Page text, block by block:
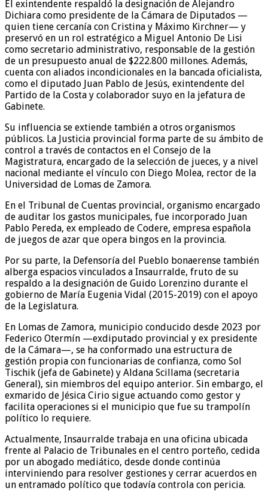
El exintendente respaldó la designación de Alejandro
Dichiara como presidente de la Cámara de Diputados —
quien tiene cercanía con Cristina y Máximo Kirchner— y
preservó en un rol estratégico a Miguel Antonio De Lisi
como secretario administrativo, responsable de la gestión
de un presupuesto anual de $222.800 millones. Además,
cuenta con aliados incondicionales en la bancada oficialista,
como el diputado Juan Pablo de Jesús, exintendente del
Partido de la Costa y colaborador suyo en la jefatura de
Gabinete.
Su influencia se extiende también a otros organismos
públicos. La Justicia provincial forma parte de su ámbito de
control a través de contactos en el Consejo de la
Magistratura, encargado de la selección de jueces, y a nivel
nacional mediante el vínculo con Diego Molea, rector de la
Universidad de Lomas de Zamora.
En el Tribunal de Cuentas provincial, organismo encargado
de auditar los gastos municipales, fue incorporado Juan
Pablo Pereda, ex empleado de Codere, empresa española
de juegos de azar que opera bingos en la provincia.
Por su parte, la Defensoría del Pueblo bonaerense también
alberga espacios vinculados a Insaurralde, fruto de su
respaldo a la designación de Guido Lorenzino durante el
gobierno de María Eugenia Vidal (2015-2019) con el apoyo
de la Legislatura.
En Lomas de Zamora, municipio conducido desde 2023 por
Federico Otermín —exdiputado provincial y ex presidente
de la Cámara—, se ha conformado una estructura de
gestión propia con funcionarias de confianza, como Sol
Tischik (jefa de Gabinete) y Aldana Scillama (secretaria
General), sin miembros del equipo anterior. Sin embargo, el
exmarido de Jésica Cirio sigue actuando como gestor y
facilita operaciones si el municipio que fue su trampolín
político lo requiere.
Actualmente, Insaurralde trabaja en una oficina ubicada
frente al Palacio de Tribunales en el centro porteño, cedida
por un abogado mediático, desde donde continúa
interviniendo para resolver gestiones y cerrar acuerdos en
un entramado político que todavía controla con pericia.